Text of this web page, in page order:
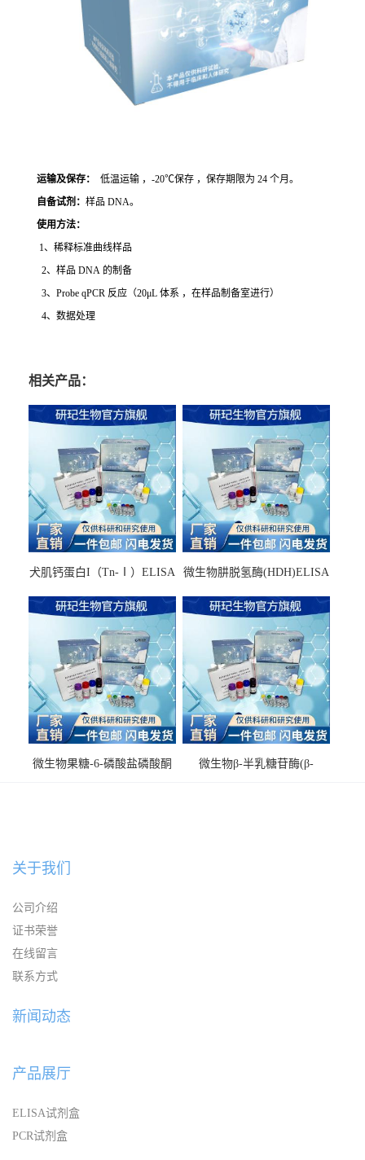
运输及保存：
低温运输 ，-20℃保存 ，保存期限为 24 个月。
自备试剂： 样品 DNA。
使用方法：
1、稀释标准曲线样品
2、样品 DNA 的制备
3、Probe qPCR 反应（20μL 体系 ，在样品制备室进行）
4、数据处理
相关产品：
犬肌钙蛋白I（Tn-Ⅰ）ELISA
微生物肼脱氢酶(HDH)ELISA
微生物果糖-6-磷酸盐磷酸酮
微生物β-半乳糖苷酶(β-
关于我们
公司介绍
证书荣誉
在线留言
联系方式
新闻动态
产品展厅
ELISA试剂盒
PCR试剂盒